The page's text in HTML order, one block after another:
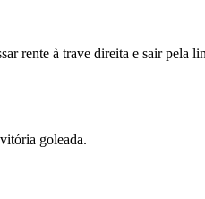
rente à trave direita e sair pela
goleada.